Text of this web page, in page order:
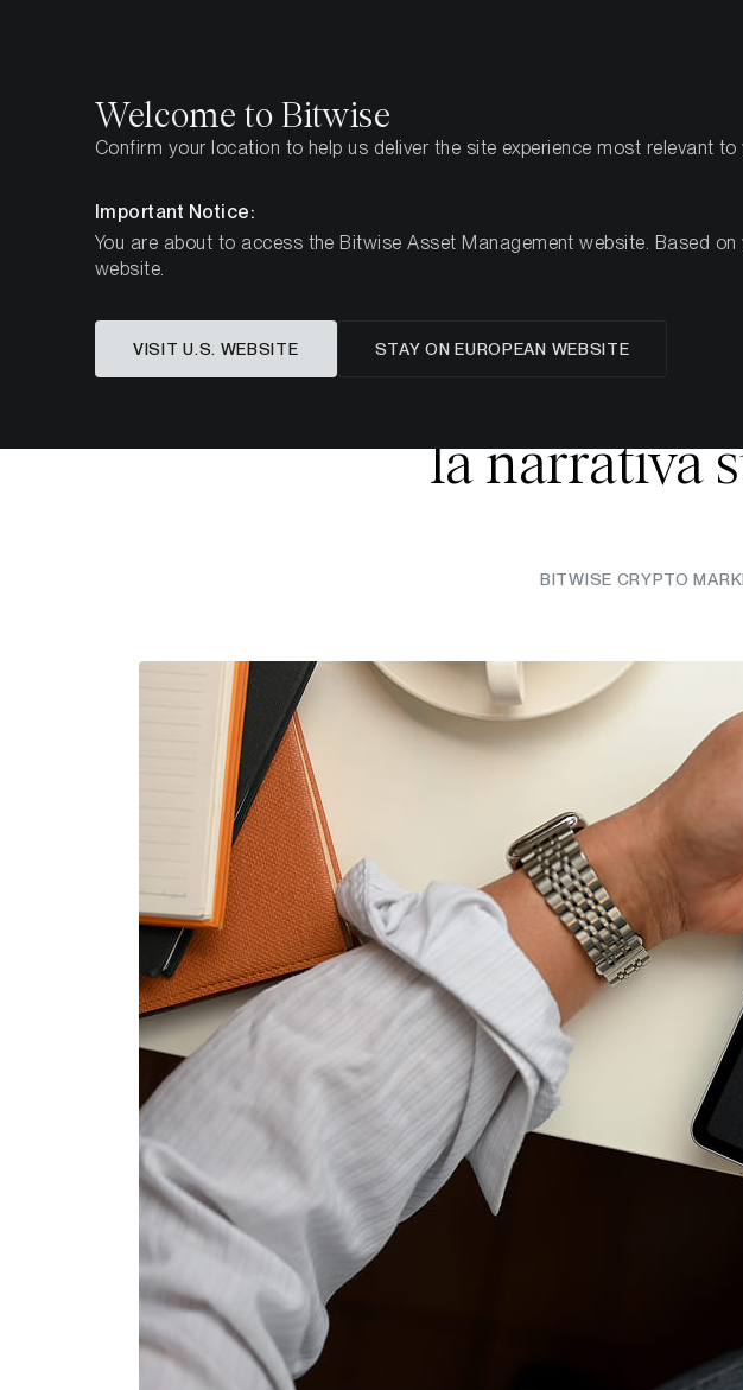
Bitcoin si avvicina
il sentiment cross-
la narrativa
BITWISE CRYPTO
Welcome to Bitwise
Confirm your location to help us deliver the site experience most relevant to
Important Notice:
You are about to access the Bitwise Asset Management website. Based
website.
VISIT U.S. WEBSITE STAY ON EUROPEAN WEBSITE